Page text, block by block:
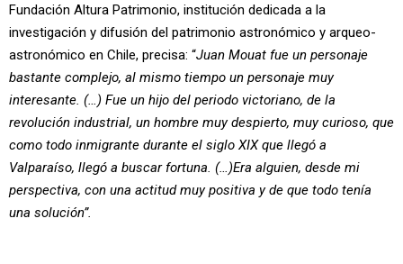
Fundación Altura Patrimonio, institución dedicada a la
investigación y difusión del patrimonio astronómico y arqueo-
astronómico en Chile, precisa: “Juan Mouat fue un personaje
bastante complejo, al mismo tiempo un personaje muy
interesante. (…) Fue un hijo del periodo victoriano, de la
revolución industrial, un hombre muy despierto, muy curioso, que
como todo inmigrante durante el siglo XIX que llegó a
Valparaíso, llegó a buscar fortuna. (…)Era alguien, desde mi
perspectiva, con una actitud muy positiva y de que todo tenía
una solución”.